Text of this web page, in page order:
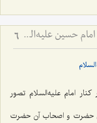
آداب مجالس روضه و عزاداری امام حسین علیه‌السلام - و توصیه‌های بزرگان دربارۀ ماه‌های محرّم و صفر 6
امام علیه‌السلام تصور
حضرت و اصحاب آن حضرت